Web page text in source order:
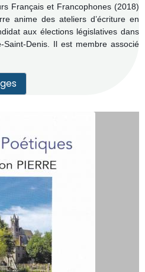
Français et Francophones (2018)
anime des ateliers d’écriture en
aux élections législatives dans
Denis. Il est membre associé